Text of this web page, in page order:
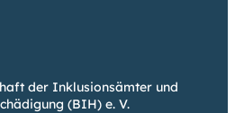
der Inklusionsämter und
(BIH) e. V.